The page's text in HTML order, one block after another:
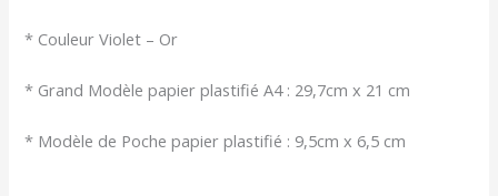
* Couleur Violet – Or
* Grand Modèle papier plastifié A4 : 29,7cm x 21 cm
* Modèle de Poche papier plastifié : 9,5cm x 6,5 cm